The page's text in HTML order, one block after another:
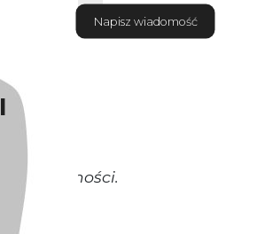
Napisz wiadomość